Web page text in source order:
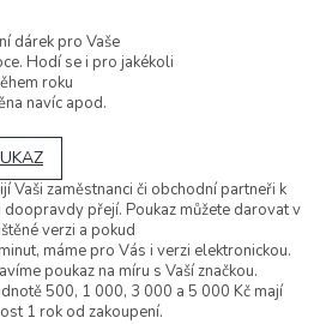
dárek pro Vaše
Hodí se i pro jakékoli
roku
navíc apod.
Vaši zaměstnanci či obchodní partneři k
doopravdy přejí. Poukaz můžete darovat v
verzi a pokud
máme pro Vás i verzi elektronickou.
poukaz na míru s Vaší značkou.
500, 1 000, 3 000 a 5 000 Kč mají
1 rok od zakoupení.